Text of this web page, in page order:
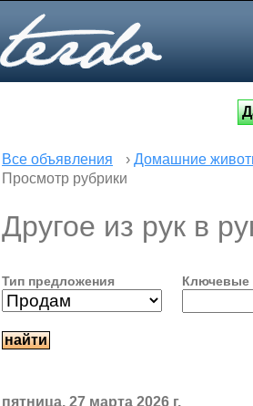
Все объявления › Домашние
Просмотр рубрики
Другое из рук в
Тип предложения Ключевые
пятница, 27 марта 2026 г.